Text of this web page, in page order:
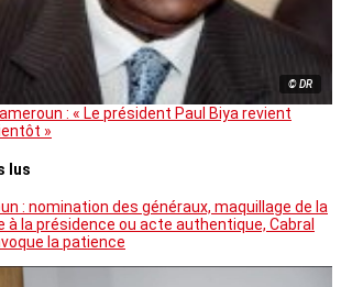
© DR
: « Le président Paul Biya revient
»
lus
: nomination des généraux, maquillage de la
à la présidence ou acte authentique, Cabral
la patience